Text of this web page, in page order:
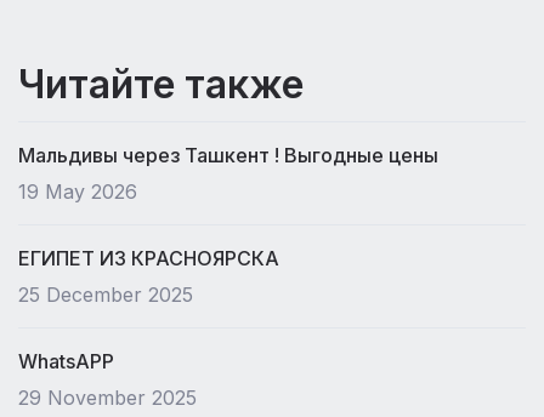
Читайте также
Мальдивы через Ташкент ! Выгодные цены
19 May 2026
ЕГИПЕТ ИЗ КРАСНОЯРСКА
25 December 2025
WhatsAPP
29 November 2025